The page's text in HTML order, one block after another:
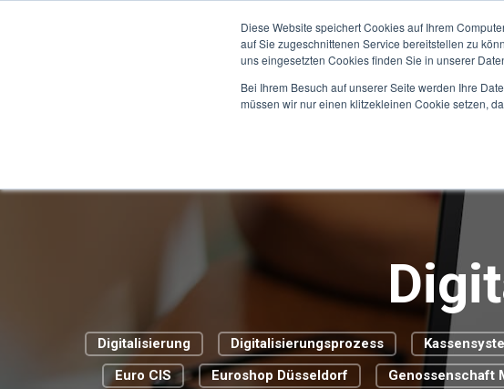
Diese Website speichert Cookies auf Ihrem
auf Sie zugeschnittenen Service bereitstellen zu
uns eingesetzten Cookies finden Sie in unserer
Bei Ihrem Besuch auf unserer Seite werden Ihre
müssen wir nur einen klitzekleinen Cookie setzen,
Digitalisierung Digitalisierungsprozess
Euro CIS
Euroshop Düsseldorf Genossenschaft